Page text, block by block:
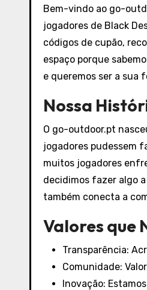
Bem-vindo ao go-
jogadores de Black
códigos de cupão,
espaço porque
e queremos ser a sua
Nossa
O go-outdoor.pt
jogadores pudessem
muitos jogadores
decidimos fazer algo
também conecta a
Valores que
Transparência:
Comunidade:
Inovação: